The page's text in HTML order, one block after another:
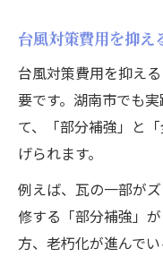
台風対策費用を抑え
台風対策費用を抑え
要です。湖南市でも
て、「部分補強」と
げられます。
例えば、瓦の一部が
修する「部分補強」
方、老朽化が進んで